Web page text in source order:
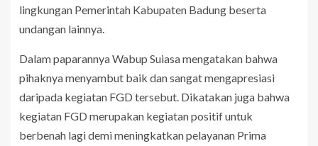
lingkungan Pemerintah Kabupaten Badung beserta
undangan lainnya.
Dalam paparannya Wabup Suiasa mengatakan bahwa
pihaknya menyambut baik dan sangat mengapresiasi
daripada kegiatan FGD tersebut. Dikatakan juga bahwa
kegiatan FGD merupakan kegiatan positif untuk
berbenah lagi demi meningkatkan pelayanan Prima